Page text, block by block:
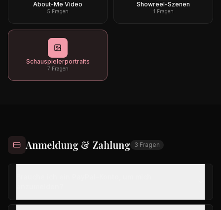
About-Me Video
5 Fragen
Showreel-Szenen
1 Fragen
Schauspielerportraits
7 Fragen
Anmeldung & Zahlung 3 Fragen